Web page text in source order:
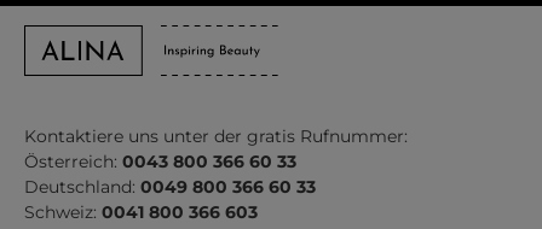
Kontaktiere uns unter der gratis Rufnummer:
Österreich: 0043 800 366 60 33
Deutschland: 0049 800 366 60 33
Schweiz: 0041 800 366 603